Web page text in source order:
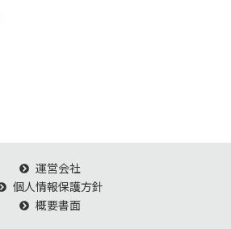
運営会社
個人情報保護方針
概要書面